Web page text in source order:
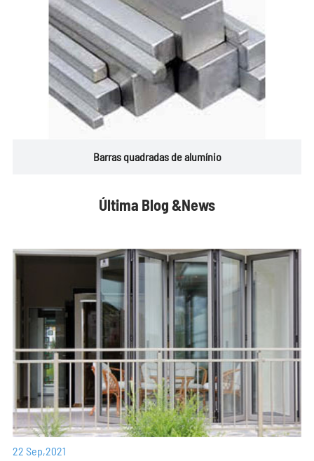
Barras quadradas de alumínio
Última Blog &News
22 Sep,2021